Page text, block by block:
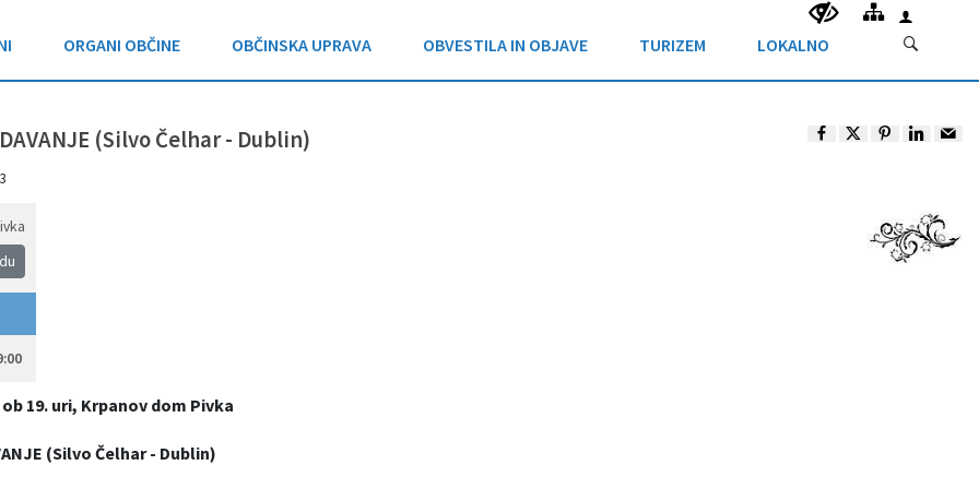
ORGANI OBČINE OBČINSKA UPRAVA OBVESTILA IN OBJAVE TURIZEM LOKALNO
(Silvo Čelhar - Dublin)
19. uri, Krpanov dom Pivka
(Silvo Čelhar - Dublin)